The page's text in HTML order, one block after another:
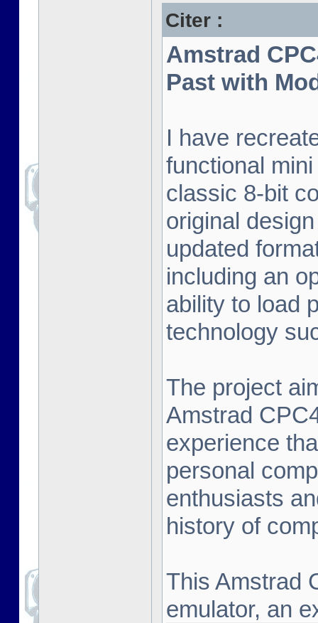
Citer :
Amstrad
Past with
I have
functional
classic 8-bit
original
updated
including an
ability to load
technology
The project
Amstrad
experience
personal
enthusiasts
history of
This Amstrad
emulator, an